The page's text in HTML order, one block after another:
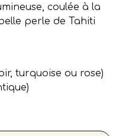
coulée à la
perle de Tahiti
turquoise ou rose)